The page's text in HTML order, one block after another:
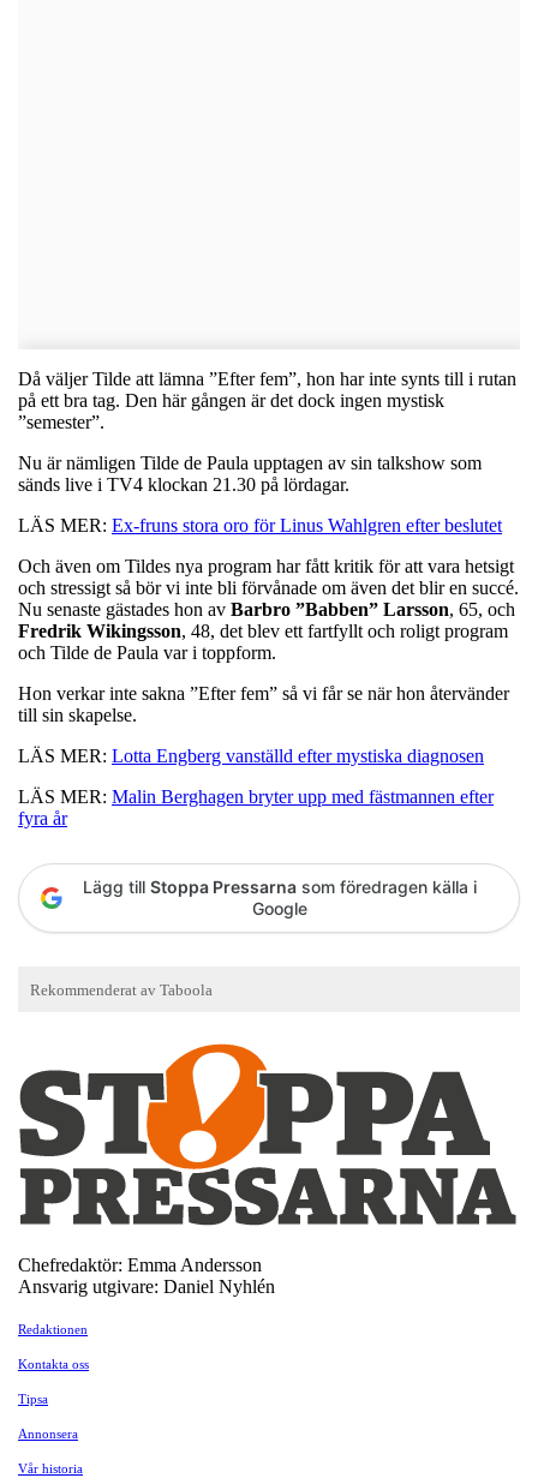
Då väljer Tilde att lämna ”Efter fem”, hon har inte synts till i rutan
på ett bra tag. Den här gången är det dock ingen mystisk
”semester”.
Nu är nämligen Tilde de Paula upptagen av sin talkshow som
sänds live i TV4 klockan 21.30 på lördagar.
LÄS MER: Ex-fruns stora oro för Linus Wahlgren efter beslutet
Och även om Tildes nya program har fått kritik för att vara hetsigt
och stressigt så bör vi inte bli förvånade om även det blir en succé.
Nu senaste gästades hon av Barbro ”Babben” Larsson, 65, och
Fredrik Wikingsson, 48, det blev ett fartfyllt och roligt program
och Tilde de Paula var i toppform.
Hon verkar inte sakna ”Efter fem” så vi får se när hon återvänder
till sin skapelse.
LÄS MER: Lotta Engberg vanställd efter mystiska diagnosen
LÄS MER: Malin Berghagen bryter upp med fästmannen efter
fyra år
Lägg till Stoppa Pressarna som föredragen källa i
Google
Chefredaktör: Emma Andersson
Ansvarig utgivare: Daniel Nyhlén
Redaktionen
Kontakta oss
Tipsa
Annonsera
Vår historia